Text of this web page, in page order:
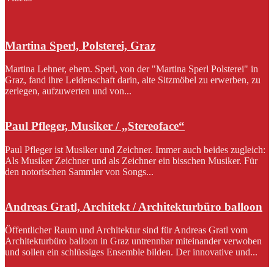
Martina Sperl, Polsterei, Graz
Martina Lehner, ehem. Sperl, von der "Martina Sperl Polsterei" in
Graz, fand ihre Leidenschaft darin, alte Sitzmöbel zu erwerben, zu
zerlegen, aufzuwerten und von...
Paul Pfleger, Musiker / „Stereoface“
Paul Pfleger ist Musiker und Zeichner. Immer auch beides zugleich:
Als Musiker Zeichner und als Zeichner ein bisschen Musiker. Für
den notorischen Sammler von Songs...
Andreas Gratl, Architekt / Architekturbüro balloon
Öffentlicher Raum und Architektur sind für Andreas Gratl vom
Architekturbüro balloon in Graz untrennbar miteinander verwoben
und sollen ein schlüssiges Ensemble bilden. Der innovative und...